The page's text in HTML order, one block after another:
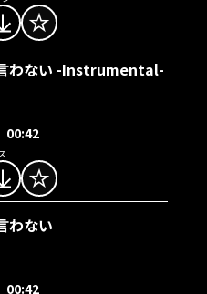
わない -Instrumental-
00:42
わない
00:42